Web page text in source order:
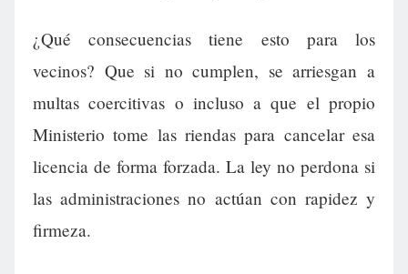
¿Qué consecuencias tiene esto para los
vecinos? Que si no cumplen, se arriesgan a
multas coercitivas o incluso a que el propio
Ministerio tome las riendas para cancelar esa
licencia de forma forzada. La ley no perdona si
las administraciones no actúan con rapidez y
firmeza.